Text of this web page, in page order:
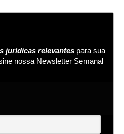
jurídicas relevantes para sua
nossa Newsletter Semanal